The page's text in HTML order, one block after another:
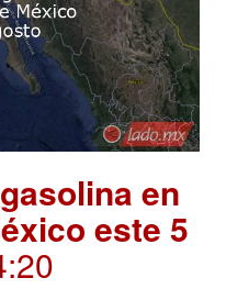
en
este 5